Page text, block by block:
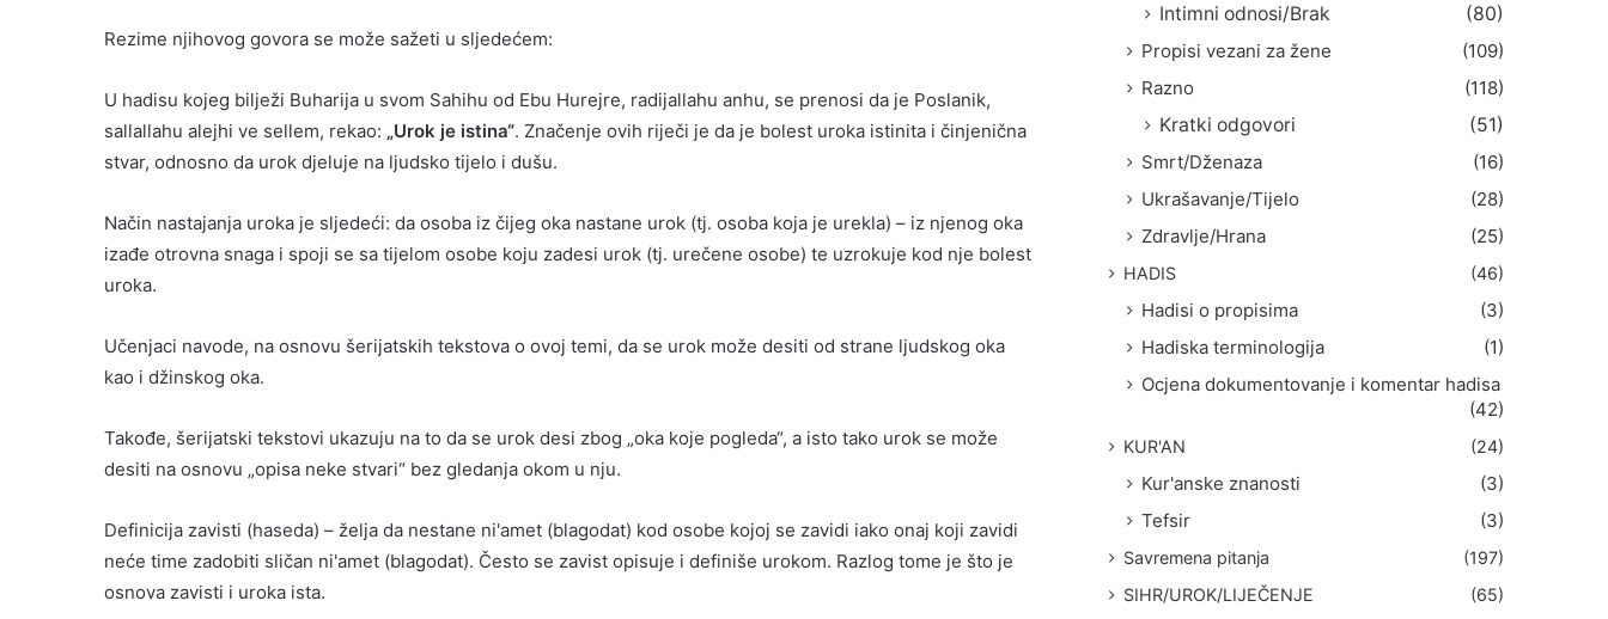
Rezime njihovog govora se može sažeti u sljedećem:
U hadisu kojeg bilježi Buharija u svom Sahihu od Ebu Hurejre, radijallahu anhu, se prenosi da je Poslanik,
sallallahu alejhi ve sellem, rekao: „Urok je istina“. Značenje ovih riječi je da je bolest uroka istinita i činjenična
stvar, odnosno da urok djeluje na ljudsko tijelo i dušu.
Način nastajanja uroka je sljedeći: da osoba iz čijeg oka nastane urok (tj. osoba koja je urekla) – iz njenog oka
izađe otrovna snaga i spoji se sa tijelom osobe koju zadesi urok (tj. urečene osobe) te uzrokuje kod nje bolest
uroka.
Učenjaci navode, na osnovu šerijatskih tekstova o ovoj temi, da se urok može desiti od strane ljudskog oka
kao i džinskog oka.
Takođe, šerijatski tekstovi ukazuju na to da se urok desi zbog „oka koje pogleda“, a isto tako urok se može
desiti na osnovu „opisa neke stvari“ bez gledanja okom u nju.
Definicija zavisti (haseda) – želja da nestane ni'amet (blagodat) kod osobe kojoj se zavidi iako onaj koji zavidi
neće time zadobiti sličan ni'amet (blagodat). Često se zavist opisuje i definiše urokom. Razlog tome je što je
osnova zavisti i uroka ista.
Intimni odnosi/Brak
(80)
Propisi vezani za žene
(109)
Razno
(118)
Kratki odgovori
(51)
Smrt/Dženaza
(16)
Ukrašavanje/Tijelo
(28)
Zdravlje/Hrana
(25)
HADIS (46)
Hadisi o propisima
(3)
Hadiska terminologija
(1)
Ocjena dokumentovanje i komentar hadisa
(42)
KUR'AN (24)
Kur'anske znanosti
(3)
Tefsir
(3)
Savremena pitanja
(197)
SIHR/UROK/LIJEČENJE
(65)